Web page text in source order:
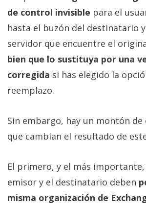
de control invisible para el
hasta el buzón del destinatario
servidor que encuentre el
bien que lo sustituya por una
corregida si has elegido la
reemplazo.
Sin embargo, hay un montón de
que cambian el resultado de
El primero, y el más importante,
emisor y el destinatario deben
misma organización de